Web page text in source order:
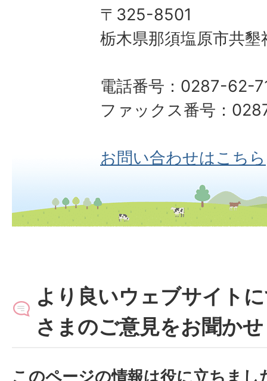
〒325-8501
栃木県那須塩原市共
電話番号：0287-62-
ファックス番号：
お問い合わせはこちら
より良いウェブサイト
さまのご意見をお聞か
このページの情報は役に立ちまし